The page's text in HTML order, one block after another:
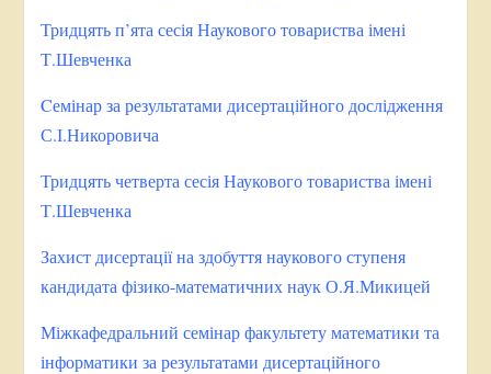
Тридцять п’ята сесія Наукового товариства імені
Т.Шевченка
Cемінар за результатами дисертаційного дослідження
С.І.Никоровича
Тридцять четверта сесія Наукового товариства імені
Т.Шевченка
Захист дисертації на здобуття наукового ступеня
кандидата фізико-математичних наук О.Я.Микицей
Міжкафедральний семінар факультету математики та
інформатики за результатами дисертаційного